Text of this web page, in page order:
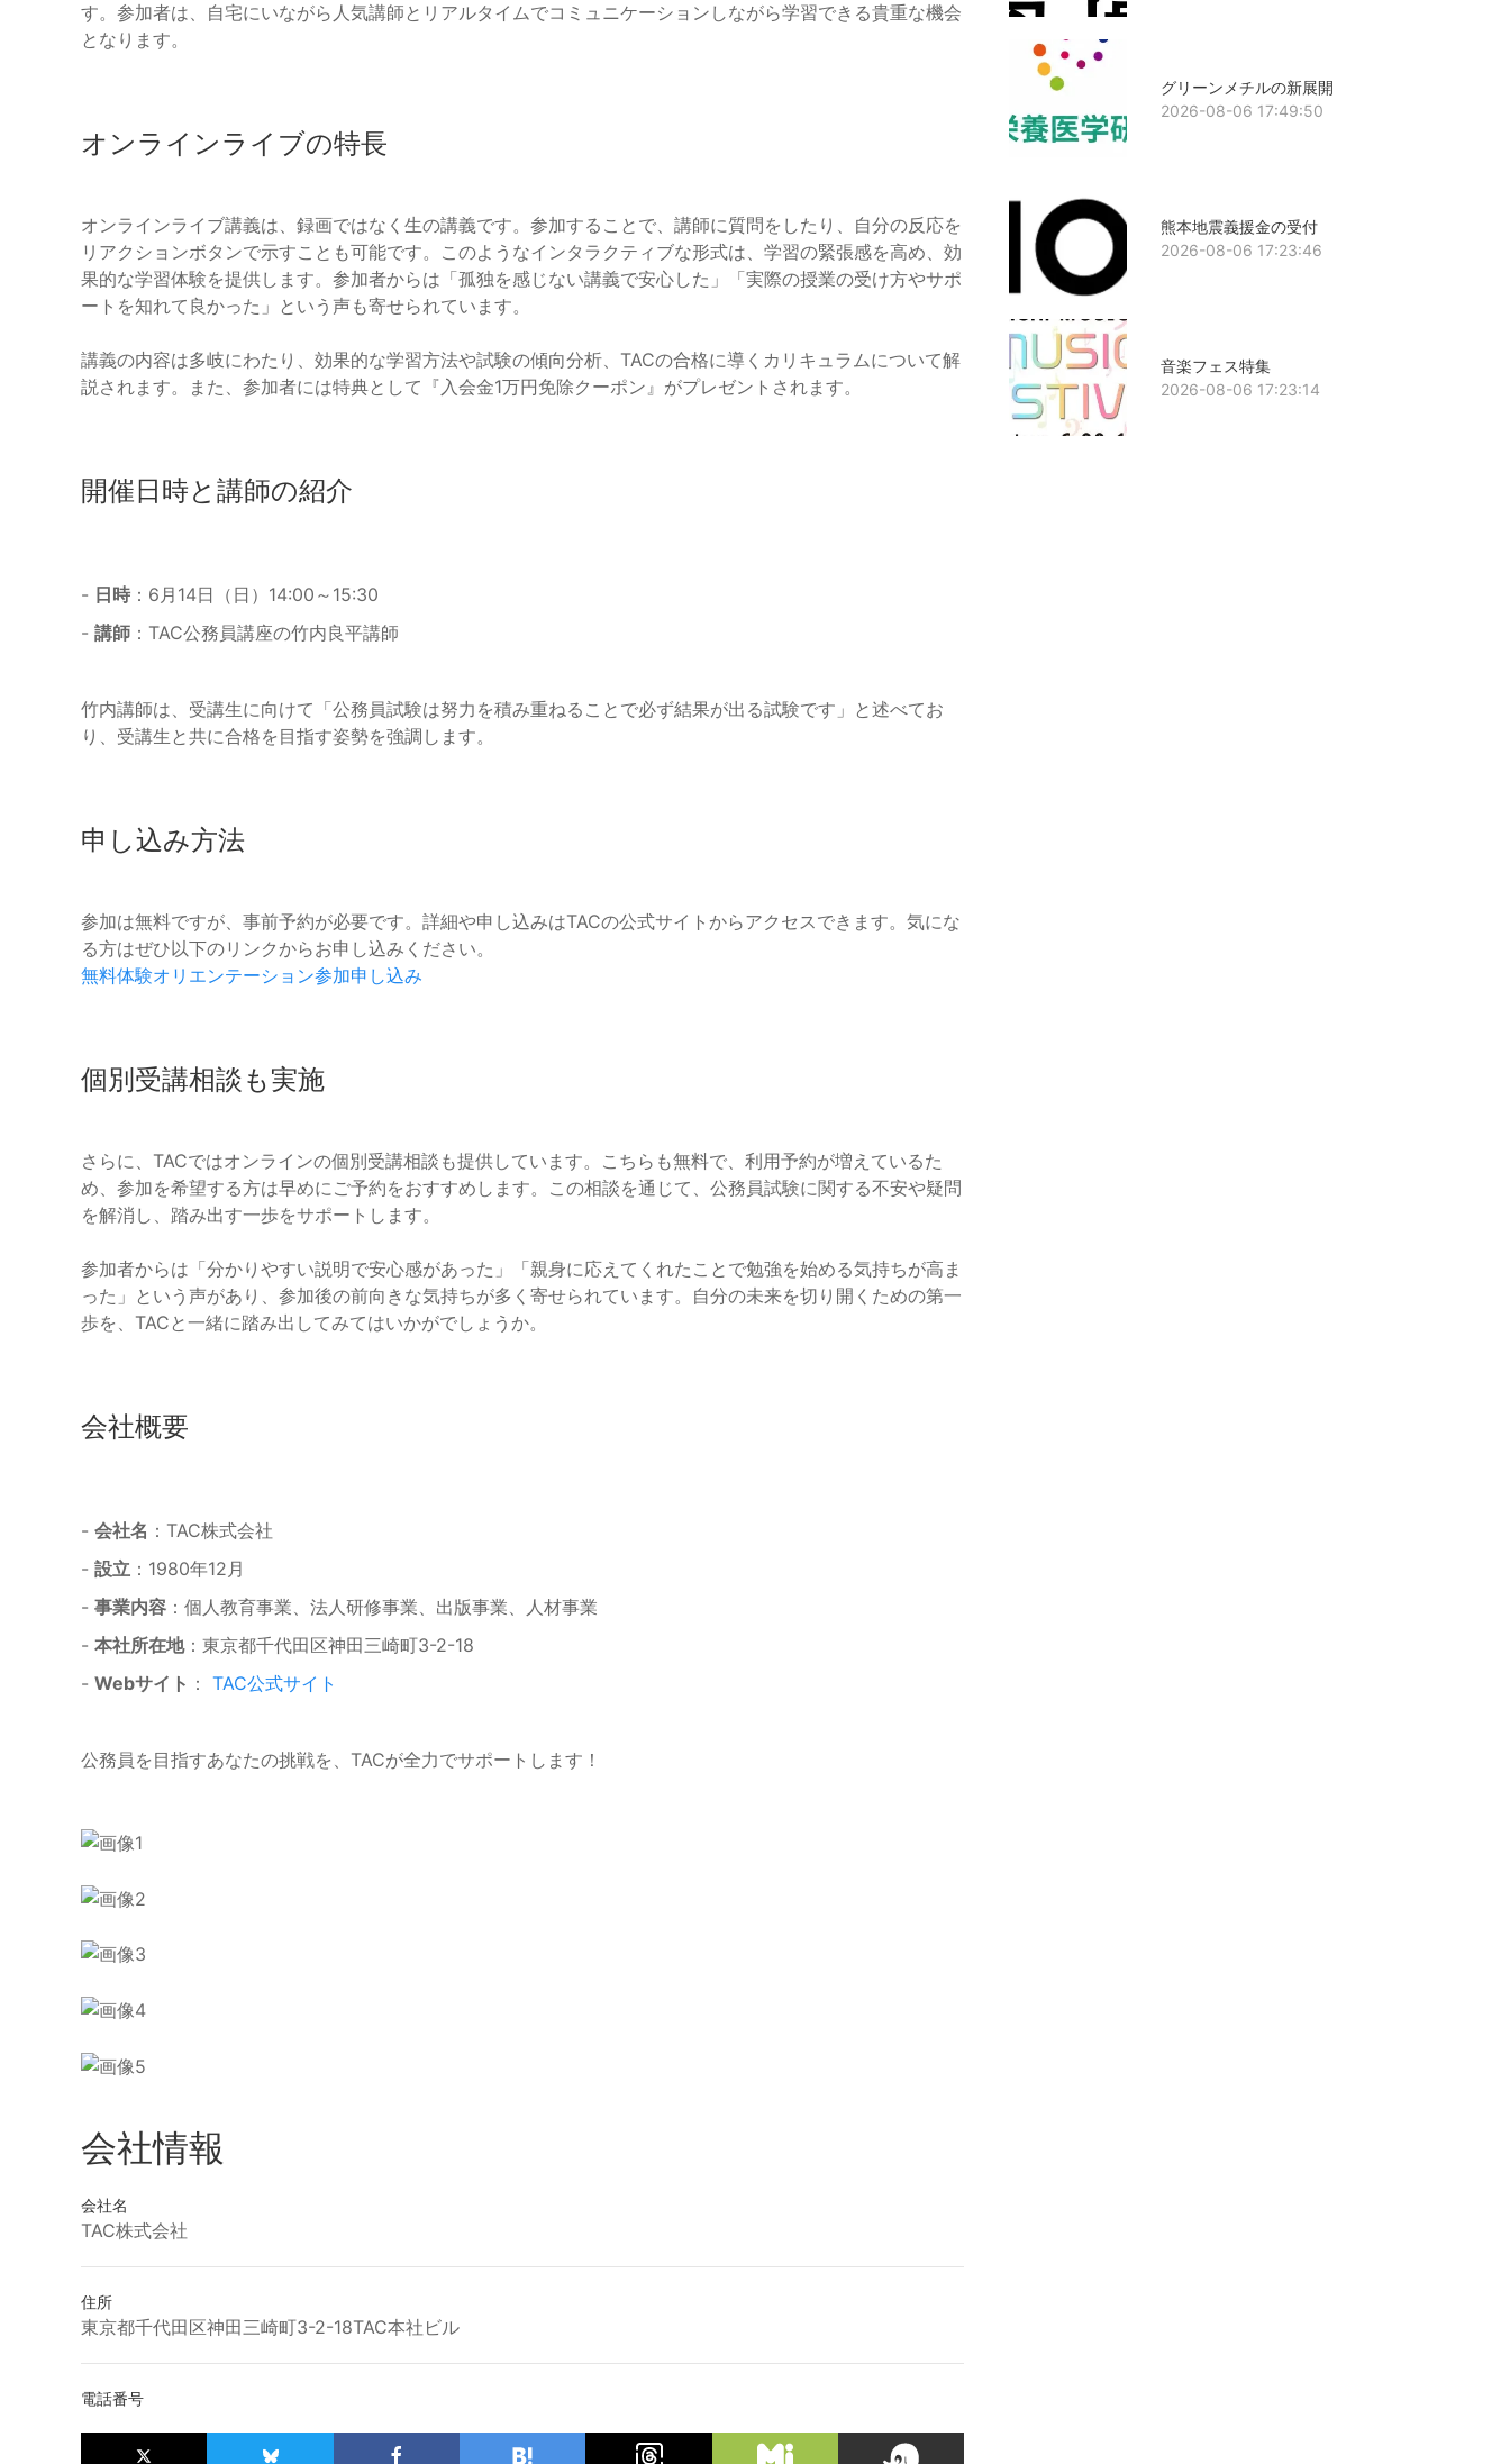
す。参加者は、自宅にいながら人気講師とリアルタイムでコミュニケーションしながら学習できる貴重な機会
となります。
オンラインライブの特長
オンラインライブ講義は、録画ではなく生の講義です。参加することで、講師に質問をしたり、自分の反応を
リアクションボタンで示すことも可能です。このようなインタラクティブな形式は、学習の緊張感を高め、効
果的な学習体験を提供します。参加者からは「孤独を感じない講義で安心した」「実際の授業の受け方やサポ
ートを知れて良かった」という声も寄せられています。
講義の内容は多岐にわたり、効果的な学習方法や試験の傾向分析、TACの合格に導くカリキュラムについて解
説されます。また、参加者には特典として『入会金1万円免除クーポン』がプレゼントされます。
開催日時と講師の紹介
- 日時：6月14日（日）14:00～15:30
- 講師 ：TAC公務員講座の竹内良平講師
竹内講師は、受講生に向けて「公務員試験は努力を積み重ねることで必ず結果が出る試験です」と述べてお
り、受講生と共に合格を目指す姿勢を強調します。
申し込み方法
参加は無料ですが、事前予約が必要です。詳細や申し込みはTACの公式サイトからアクセスできます。気にな
る方はぜひ以下のリンクからお申し込みください。
無料体験オリエンテーション参加申し込み
個別受講相談も実施
さらに、TACではオンラインの個別受講相談も提供しています。こちらも無料で、利用予約が増えているた
め、参加を希望する方は早めにご予約をおすすめします。この相談を通じて、公務員試験に関する不安や疑問
を解消し、踏み出す一歩をサポートします。
参加者からは「分かりやすい説明で安心感があった」「親身に応えてくれたことで勉強を始める気持ちが高ま
った」という声があり、参加後の前向きな気持ちが多く寄せられています。自分の未来を切り開くための第一
歩を、TACと一緒に踏み出してみてはいかがでしょうか。
会社概要
- 会社名 ：TAC株式会社
- 設立 ：1980年12月
- 事業内容 ：個人教育事業、法人研修事業、出版事業、人材事業
- 本社所在地：東京都千代田区神田三崎町3-2-18
- Webサイト ： TAC公式サイト
公務員を目指すあなたの挑戦を、TACが全力でサポートします！
会社情報
会社名
TAC株式会社
住所
東京都千代田区神田三崎町3-2-18TAC本社ビル
電話番号
グリーンメチルの新展開
2026-08-06 17:49:50
熊本地震義援金の受付
2026-08-06 17:23:46
音楽フェス特集
2026-08-06 17:23:14